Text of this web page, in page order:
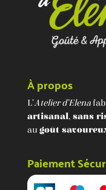
À propos
L’Atelier d’Elena
artisanal, sans
au goût
Paiement